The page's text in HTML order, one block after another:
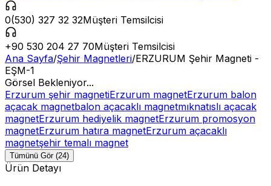
0(530) 327 32 32Müşteri Temsilcisi
+90 530 204 27 70Müşteri Temsilcisi
Ana Sayfa/Şehir Magnetleri/ERZURUM Şehir Magneti -
EŞM-1
Görsel Bekleniyor...
Erzurum şehir magnetiErzurum magnetErzurum balon
açacak magnetbalon açacaklı magnetmıknatıslı açacak
magnetErzurum hediyelik magnetErzurum promosyon
magnetErzurum hatıra magnetErzurum açacaklı
magnetşehir temalı magnet
Tümünü Gör (24)
Ürün Detayı